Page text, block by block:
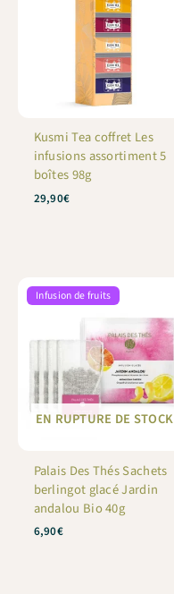
Kusmi Tea coffret Les
infusions assortiment 5
boîtes 98g
29,90€
EN RUPTURE DE STOCK
Infusion de fruits
Palais Des Thés Sachets
berlingot glacé Jardin
andalou Bio 40g
6,90€